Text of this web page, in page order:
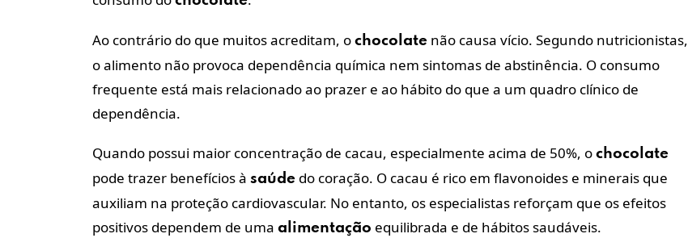
Ao contrário do que muitos acreditam, o chocolate não causa vício. Segundo nutricionistas,
o alimento não provoca dependência química nem sintomas de abstinência. O consumo
frequente está mais relacionado ao prazer e ao hábito do que a um quadro clínico de
dependência.
Quando possui maior concentração de cacau, especialmente acima de 50%, o chocolate
pode trazer benefícios à saúde do coração. O cacau é rico em flavonoides e minerais que
auxiliam na proteção cardiovascular. No entanto, os especialistas reforçam que os efeitos
positivos dependem de uma alimentação equilibrada e de hábitos saudáveis.